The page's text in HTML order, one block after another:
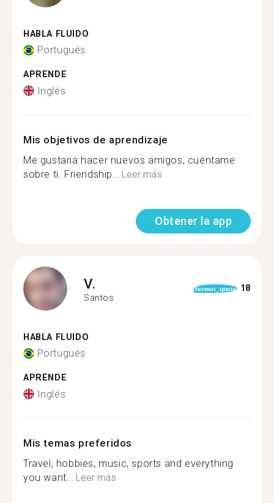
HABLA FLUIDO
Portugués
APRENDE
Inglés
Mis objetivos de aprendizaje
Me gustaria hacer nuevos amigos, cuéntame
sobre ti. Friendship... Leer más
Obtener la app
V.
Santos
format_quote 18
HABLA FLUIDO
Portugués
APRENDE
Inglés
Mis temas preferidos
Travel, hobbies, music, sports and everything
you want... Leer más